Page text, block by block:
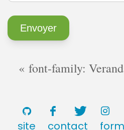
font-family:
site
contact